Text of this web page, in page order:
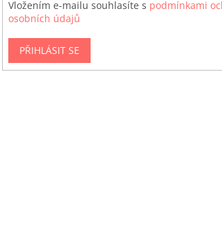
Vložením e-mailu souhlasíte s podmínkami
osobních údajů
PŘIHLÁSIT SE